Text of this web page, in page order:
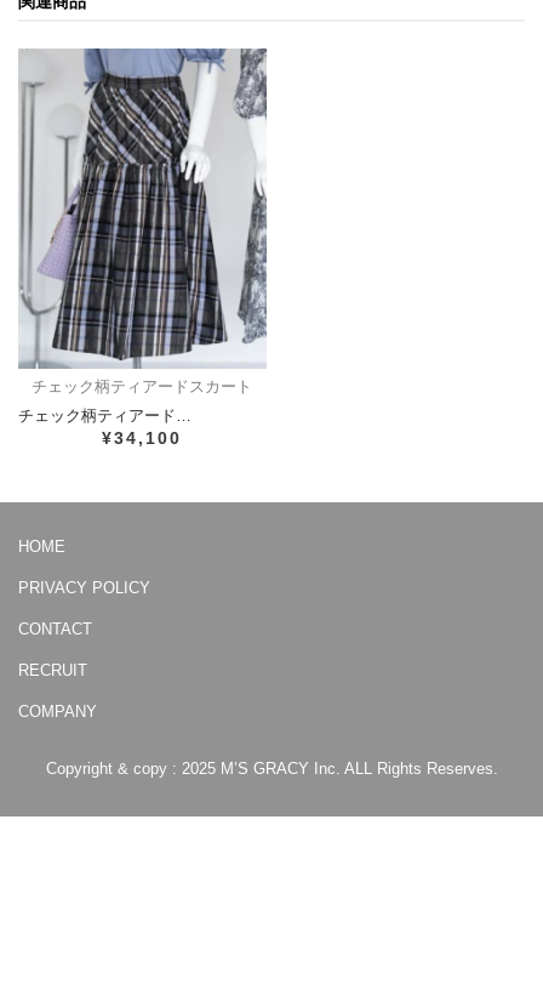
チェック柄ティアードスカート
チェック柄ティアード…
¥34,100
HOME
PRIVACY POLICY
CONTACT
RECRUIT
COMPANY
Copyright & copy : 2025 M’S GRACY Inc. ALL Rights Reserves.